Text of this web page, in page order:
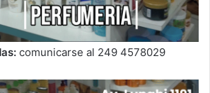
comunicarse al 249 4578029